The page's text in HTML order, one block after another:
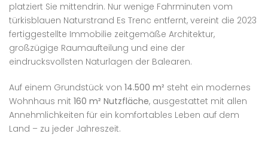
platziert Sie mittendrin. Nur wenige Fahrminuten vom
türkisblauen Naturstrand Es Trenc entfernt, vereint die 2023
fertiggestellte Immobilie zeitgemäße Architektur,
großzügige Raumaufteilung und eine der
eindrucksvollsten Naturlagen der Balearen.
Auf einem Grundstück von 14.500 m² steht ein modernes
Wohnhaus mit 160 m² Nutzfläche, ausgestattet mit allen
Annehmlichkeiten für ein komfortables Leben auf dem
Land – zu jeder Jahreszeit.